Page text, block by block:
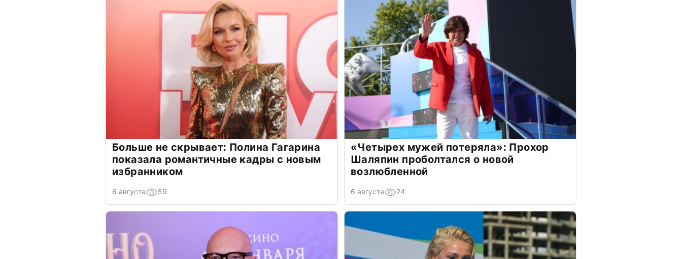
Больше не скрывает: Полина Гагарина
показала романтичные кадры с новым
избранником
6 августа 59
«Четырех мужей потеряла»: Прохор
Шаляпин проболтался о новой
возлюбленной
6 августа 24